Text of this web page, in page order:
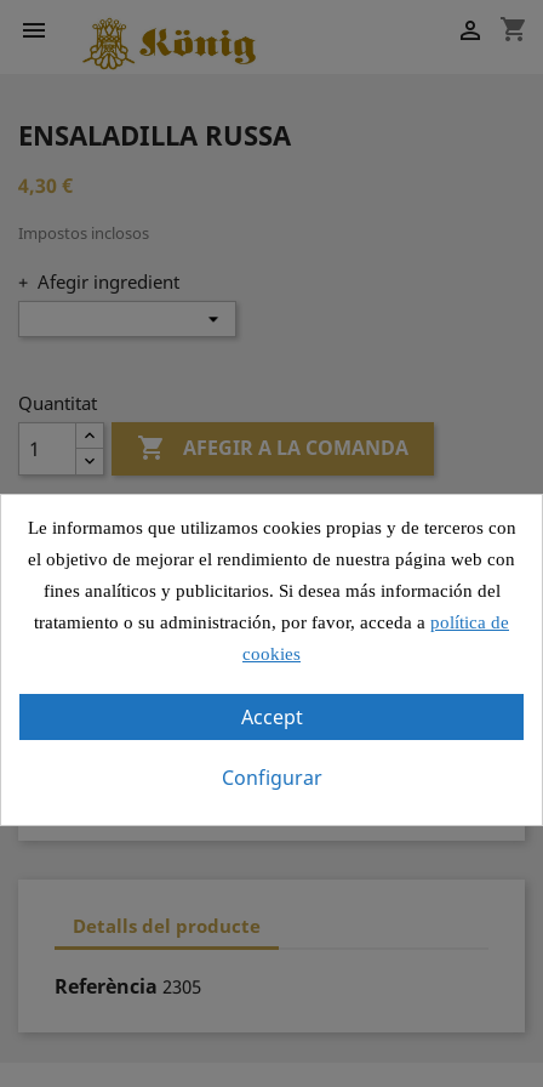
 shopping_cart

ENSALADILLA RUSSA
4,30 €
Impostos inclosos
+ Afegir ingredient
Quantitat
 AFEGIR A LA COMANDA
Compartir
Pagament segur
Detalls del producte
Referència 2305
Le informamos que utilizamos cookies propias y de terceros con
el objetivo de mejorar el rendimiento de nuestra página web con
fines analíticos y publicitarios. Si desea más información del
tratamiento o su administración, por favor, acceda a política de
cookies
Accept
Configurar